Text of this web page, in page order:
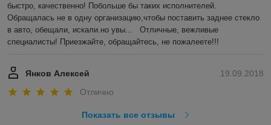
быстро, качественно! Побольше бы таких исполнителей.
Обращалась не в одну организацию,чтобы поставить заднее стекло
в авто, обещали, искали.но увы...   Отличные, вежливые
специалисты! Приезжайте, обращайтесь, не пожалеете!!!
19.09.2018
Янков Алексей
Отлично
Показать все отзывы